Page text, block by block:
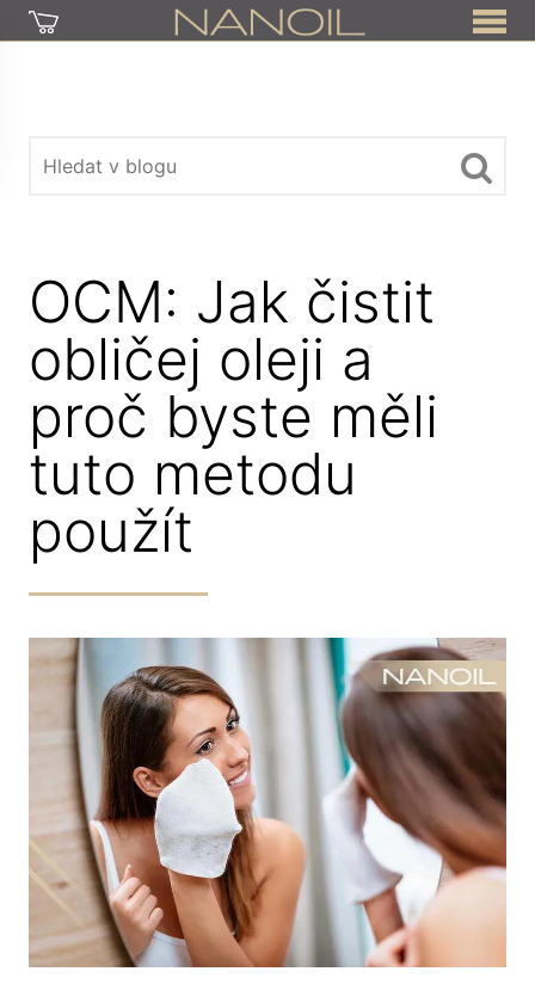
OCM: Jak čistit
obličej oleji a
proč byste měli
tuto metodu
použít